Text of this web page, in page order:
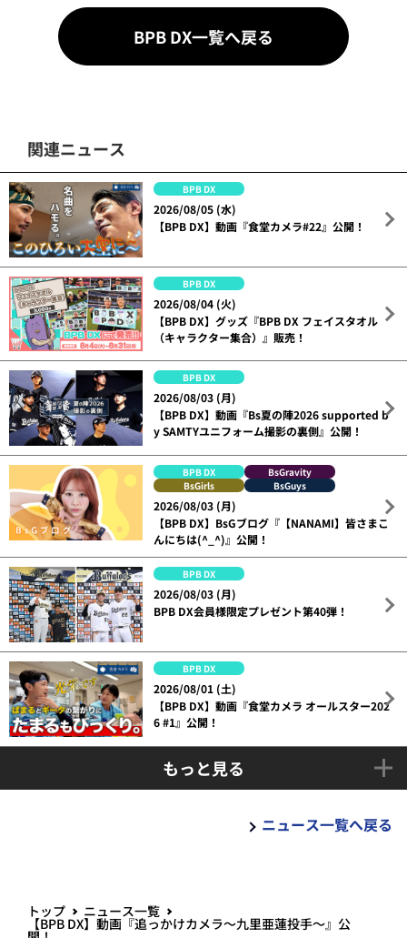
BPB DX一覧へ戻る
関連ニュース
BPB DX
2026/08/05 (水)
【BPB DX】動画『食堂カメラ#22』公開！
BPB DX
2026/08/04 (火)
【BPB DX】グッズ『BPB DX フェイスタオル
（キャラクター集合）』販売！
BPB DX
2026/08/03 (月)
【BPB DX】動画『Bs夏の陣2026 supported b
y SAMTYユニフォーム撮影の裏側』公開！
BPB DX
BsGravity
BsGirls
BsGuys
2026/08/03 (月)
【BPB DX】BsGブログ『【NANAMI】皆さまこ
んにちは(^_^)』公開！
BPB DX
2026/08/03 (月)
BPB DX会員様限定プレゼント第40弾！
BPB DX
2026/08/01 (土)
【BPB DX】動画『食堂カメラ オールスター202
6 #1』公開！
もっと見る
ニュース一覧へ戻る
トップ ニュース一覧
【BPB DX】動画『追っかけカメラ～九里亜蓮投手～』公